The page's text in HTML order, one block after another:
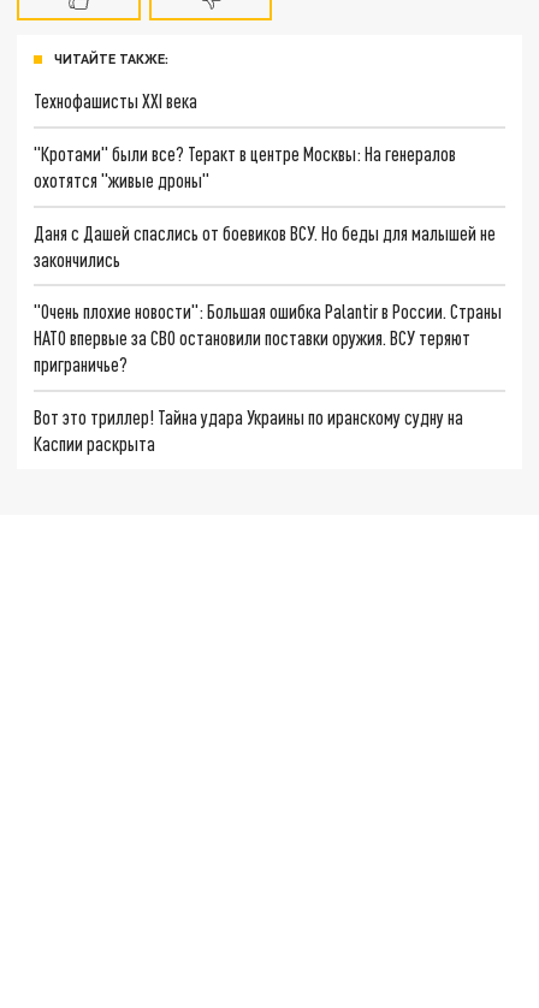
ЧИТАЙТЕ ТАКЖЕ:
Технофашисты XXI века
"Кротами" были все? Теракт в центре Москвы: На генералов
охотятся "живые дроны"
Даня с Дашей спаслись от боевиков ВСУ. Но беды для малышей не
закончились
"Очень плохие новости": Большая ошибка Palantir в России. Страны
НАТО впервые за СВО остановили поставки оружия. ВСУ теряют
приграничье?
Вот это триллер! Тайна удара Украины по иранскому судну на
Каспии раскрыта